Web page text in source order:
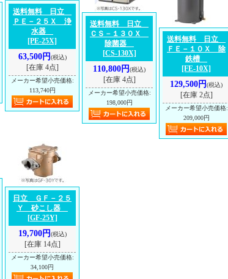
送料無料 日立
ＰＥ－２５Ｘ 浄
水器
[PE-25X]
63,500円(税込)
[在庫 4点]
メーカー希望小売価格:
113,740円
送料無料 日立
ＣＳ－１３０Ｘ
除菌器
[CS-130X]
110,800円(税込)
[在庫 4点]
メーカー希望小売価格:
198,000円
送料無料 日立
ＦＥ－１０Ｘ 除
鉄槽
[FE-10X]
129,500円(税込)
[在庫 2点]
メーカー希望小売価格:
209,000円
日立 ＧＦ－２５
Ｙ 砂こし器
[GF-25Y]
19,700円(税込)
[在庫 14点]
メーカー希望小売価格:
34,100円